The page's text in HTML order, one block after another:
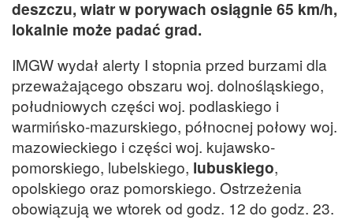
deszczu, wiatr w porywach osiągnie 65 km/h,
lokalnie może padać grad.
IMGW wydał alerty I stopnia przed burzami dla
przeważającego obszaru woj. dolnośląskiego,
południowych części woj. podlaskiego i
warmińsko-mazurskiego, północnej połowy woj.
mazowieckiego i części woj. kujawsko-
pomorskiego, lubelskiego, lubuskiego,
opolskiego oraz pomorskiego. Ostrzeżenia
obowiązują we wtorek od godz. 12 do godz. 23.